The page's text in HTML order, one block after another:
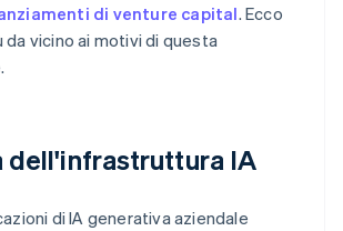
di venture capital. Ecco
da vicino ai motivi di questa
dell'infrastruttura IA
di IA generativa aziendale